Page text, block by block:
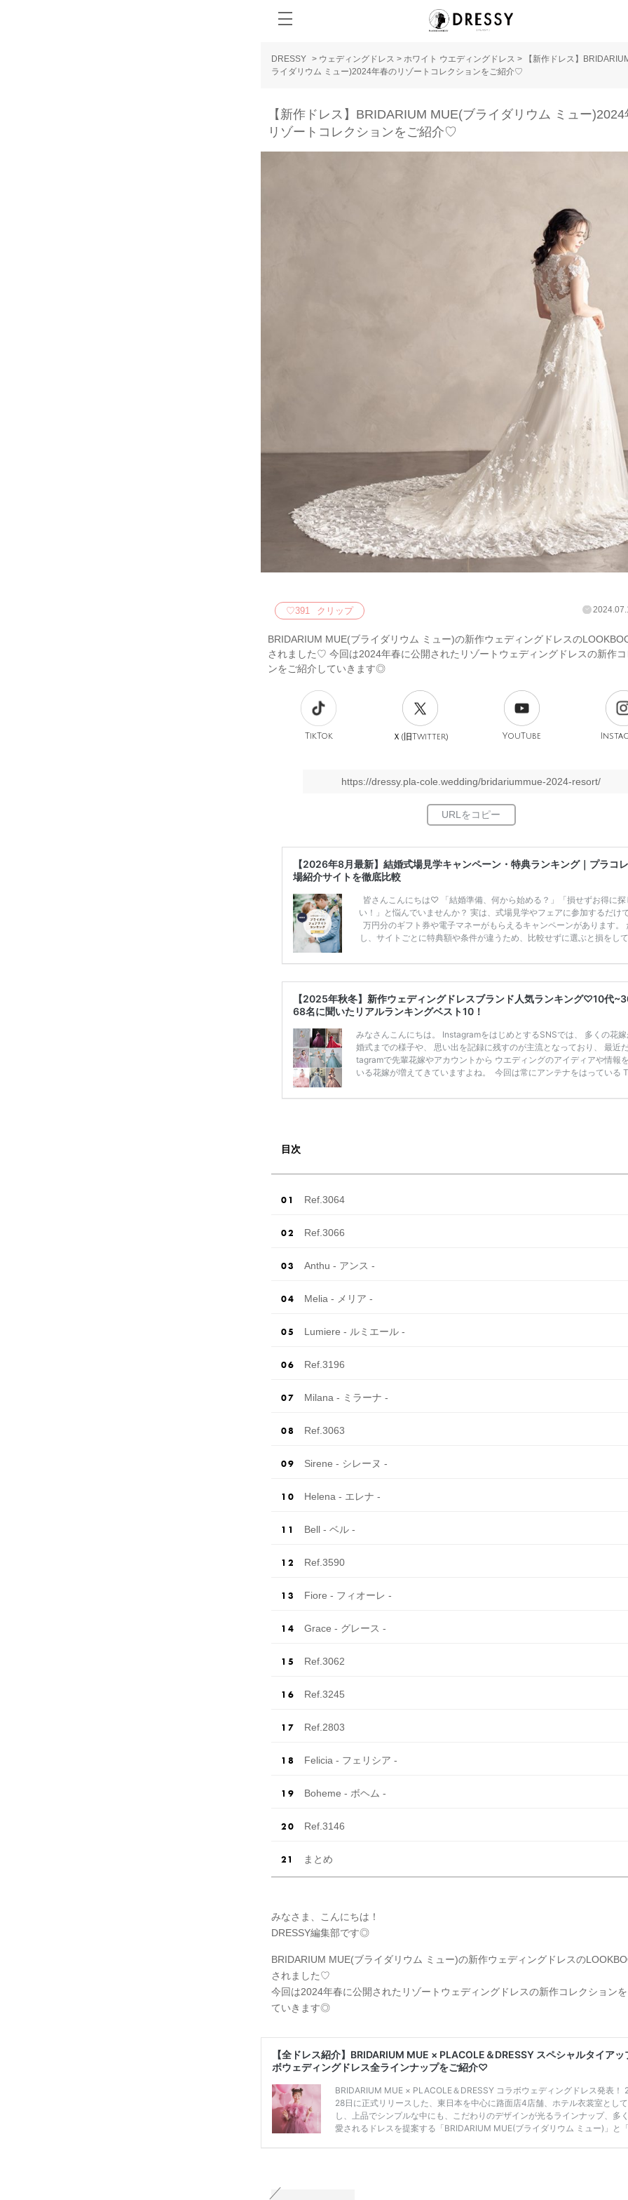
DRESSY > ウェディングドレス > ホワイト ウエディングドレス >
【新作ドレス】
ライダリウム ミュー)2024年春のリゾートコレクションをご紹介♡
【新作ドレス】BRIDARIUM MUE(ブライダリウム ミュー
リゾートコレクションをご紹介♡
♡391 クリップ
BRIDARIUM MUE(ブライダリウム ミュー)の新作ウェディングドレスの
されました♡ 今回は2024年春に公開されたリゾートウェディングドレスの新作コ
ンをご紹介していきます◎
TikTok Ｘ(旧Twitter) YouTube
https://dressy.pla-cole.wedding/bridariummue-2024-resort/
【2026年8月最新】結婚式場見学キャンペーン・特典ランキング｜プラコ
場紹介サイトを徹底比較
皆さんこんにちは♡ 「結婚準備、何から始める？」「損せずお得に探
い！」と悩んでいませんか？ 実は、式場見学やフェアに参加するだけ
万円分のギフト券や電子マネーがもらえるキャンペーンがあります。
し、サイトごとに特典額や条件が違うため、比較せずに選ぶと損をし
ンペーン特典ランキングを公開！ 比較サイト：プラコレ、ゼクシィ、
補を絞れる「ウェディング診断」か、体験型 […]続きを読む
【2025年秋冬】新作ウェディングドレスブランド人気ランキング♡10代
68名に聞いたリアルランキングベスト10！
みなさんこんにちは。 InstagramをはじめとするSNSでは、 多くの花
婚式までの様子や、 思い出を記録に残すのが主流となっており、 最近
tagramで先輩花嫁やアカウントから ウエディングのアイディアや情報
いる花嫁が増えてきていますよね。 ​ 今回は常にアンテナをはっている
票に参加しました。 こちらの記事では集計結果をリアルなランキング
目次
Ref.3064
Ref.3066
Anthu - アンス -
Melia - メリア -
Lumiere - ルミエール -
Ref.3196
Milana - ミラーナ -
Ref.3063
Sirene - シレーヌ -
Helena - エレナ -
Bell - ベル -
Ref.3590
Fiore - フィオーレ -
Grace - グレース -
Ref.3062
Ref.3245
Ref.2803
Felicia - フェリシア -
Boheme - ボヘム -
Ref.3146
まとめ
みなさま、こんにちは！
DRESSY編集部です◎
BRIDARIUM MUE(ブライダリウム ミュー)の新作ウェディングドレスの
されました♡
今回は2024年春に公開されたリゾートウェディングドレスの新作コレクション
ていきます◎